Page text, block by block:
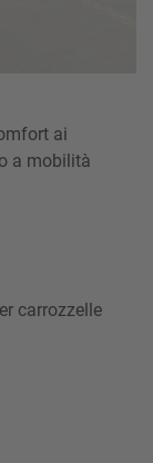
ai
a mobilità
carrozzelle